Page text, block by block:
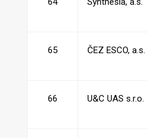
65 ČEZ ESCO, a.s.
66 U&C UAS s.r.o.